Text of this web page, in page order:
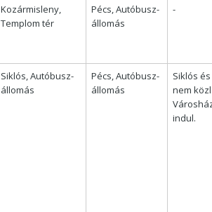
Kozármisleny,
Templom tér
Pécs, Autóbusz-
állomás
-
Siklós, Autóbusz-
állomás
Pécs, Autóbusz-
állomás
Siklós
nem
indul.